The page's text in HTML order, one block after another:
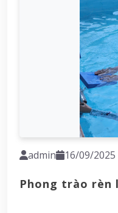
admin 16/09/2025
Phong trào rèn